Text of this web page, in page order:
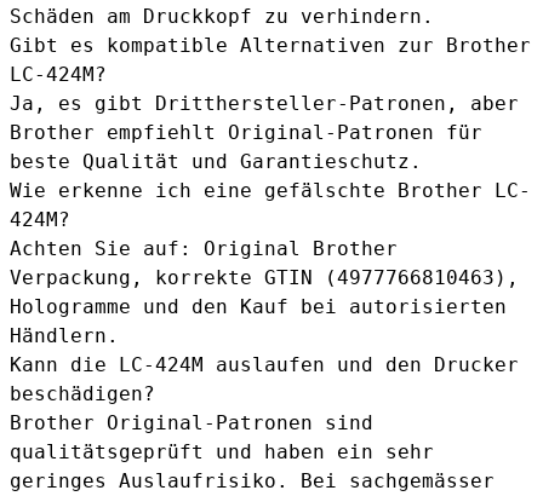
Schäden am Druckkopf zu verhindern.
Gibt es kompatible Alternativen zur Brother
LC-424M?
Ja, es gibt Dritthersteller-Patronen, aber
Brother empfiehlt Original-Patronen für
beste Qualität und Garantieschutz.
Wie erkenne ich eine gefälschte Brother LC-
424M?
Achten Sie auf: Original Brother
Verpackung, korrekte GTIN (4977766810463),
Hologramme und den Kauf bei autorisierten
Händlern.
Kann die LC-424M auslaufen und den Drucker
beschädigen?
Brother Original-Patronen sind
qualitätsgeprüft und haben ein sehr
geringes Auslaufrisiko. Bei sachgemässer